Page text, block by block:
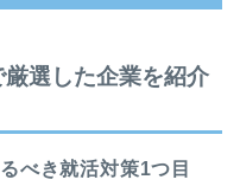
選した企業を紹介
べき就活対策1つ目